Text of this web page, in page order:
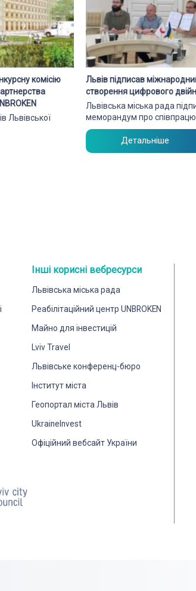
комісію
Львівської
Львів підписав
створення цифрового
Львівська міська рада
меморандум про
Детальніше
Інші корисні вебресурси
Львівська міська рада
Реабілітаційний центр UNBROKEN
Майно для інвестицій
Lviv Travel
Львівське конференц-бюро
Інститут міста
Геопортал міста Львів
UkraineInvest
Офіційний вебсайт України